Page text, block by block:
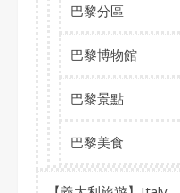
巴黎分區
巴黎博物館
巴黎景點
巴黎美食